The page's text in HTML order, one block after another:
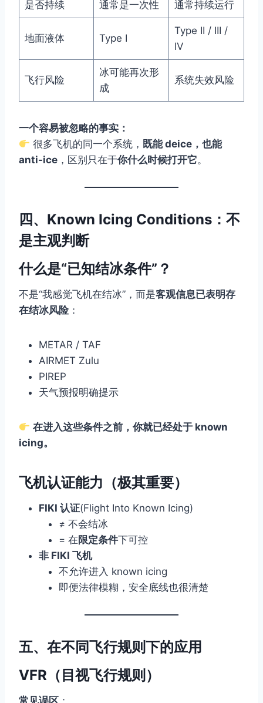
是否持续 通常是一次性 通常持续运行
地面液体 Type I
Type II / III /
IV
飞行风险
冰可能再次形
成
系统失效风险
一个容易被忽略的事实：
很多飞机的同一个系统， 既能 deice，也能
anti-ice ，区别只在于你什么时候打开它。
四、Known Icing Conditions：不
是主观判断
什么是“已知结冰条件”？
不是“我感觉飞机在结冰”，而是客观信息已表明存
在结冰风险：
METAR / TAF
AIRMET Zulu
PIREP
天气预报明确提示
在进入这些条件之前，你就已经处于 known
icing。
飞机认证能力（极其重要）
FIKI 认证(Flight Into Known Icing)
≠ 不会结冰
= 在 限定条件下可控
非 FIKI 飞机
不允许进入 known icing
即便法律模糊，安全底线也很清楚
五、在不同飞行规则下的应用
VFR（目视飞行规则）